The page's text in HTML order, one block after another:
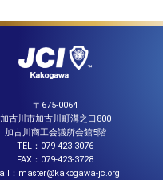
〒675-0064
加古川市加古川町溝之口800
加古川商工会議所会館5階
TEL：079-423-3076
FAX：079-423-3728
：master@kakogawa-jc.org